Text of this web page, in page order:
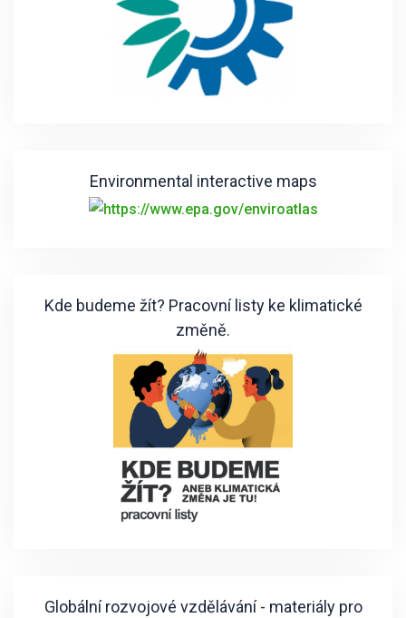
Environmental interactive maps
Kde budeme žít? Pracovní listy ke klimatické
změně.
Globální rozvojové vzdělávání - materiály pro